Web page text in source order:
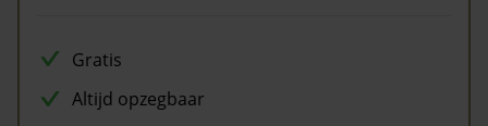
Gratis
Altijd opzegbaar